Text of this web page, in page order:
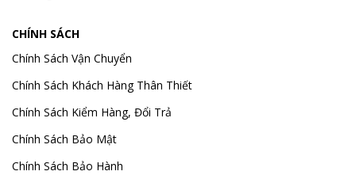
CHÍNH SÁCH
Chính Sách Vận Chuyển
Chính Sách Khách Hàng Thân Thiết
Chính Sách Kiểm Hàng, Đổi Trả
Chính Sách Bảo Mật
Chính Sách Bảo Hành